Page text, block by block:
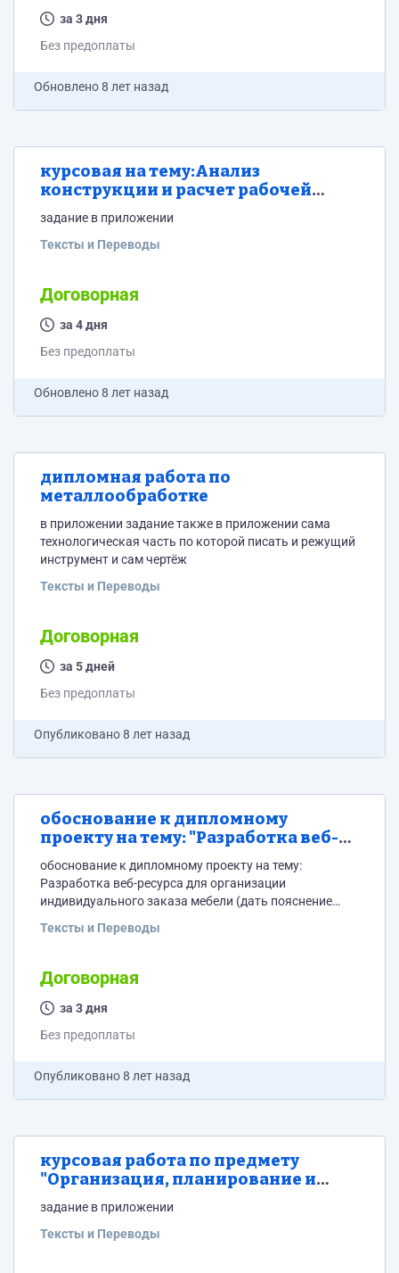
за 3 дня
Без предоплаты
Обновлено8 лет назад
курсовая на тему:Анализ
конструкции и расчет рабочей
прочность и жесткост
задание в приложении
Тексты и Переводы
Договорная
за 4 дня
Без предоплаты
Обновлено8 лет назад
дипломная работа по
металлообработке
в приложении задание также в приложении сама
технологическая часть по которой писать и режущий
инструмент и сам чертёж
Тексты и Переводы
Договорная
за 5 дней
Без предоплаты
Опубликовано8 лет назад
обоснование к дипломному
проекту на тему: "Разработка веб-
ресурса для организации
индивидуального заказа мебели"
обоснование к дипломному проекту на тему:
Разработка веб-ресурса для организации
индивидуального заказа мебели (дать пояснение
будет 3d конструктор мебели) Страниц примерно 5-8.
работы...., основная идея, сжато) 2. Назначение(для
кого и чего предназначена, заказчик, 5-6 строчек) 3.
Описание предметной области(может быть описание
какие проблемы решает разработка...
Тексты и Переводы
Договорная
за 3 дня
Без предоплаты
Опубликовано8 лет назад
курсовая работа по предмету
"Организация, планирование и
задание в приложении
Тексты и Переводы